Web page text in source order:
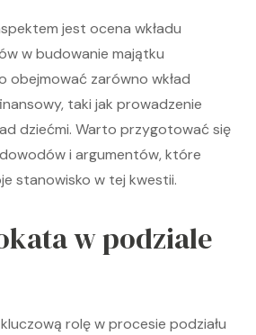
jest ocena wkładu
w budowanie majątku
obejmować zarówno wkład
taki jak prowadzenie
dziećmi. Warto przygotować się
i argumentów, które
stanowisko w tej kwestii.
w podziale
rolę w procesie podziału